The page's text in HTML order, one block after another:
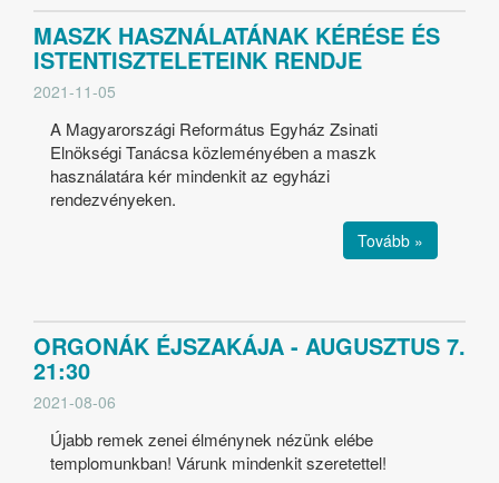
MASZK HASZNÁLATÁNAK KÉRÉSE ÉS
ISTENTISZTELETEINK RENDJE
2021-11-05
A Magyarországi Református Egyház Zsinati
Elnökségi Tanácsa közleményében a maszk
használatára kér mindenkit az egyházi
rendezvényeken.
Tovább »
ORGONÁK ÉJSZAKÁJA - AUGUSZTUS 7.
21:30
2021-08-06
Újabb remek zenei élménynek nézünk elébe
templomunkban! Várunk mindenkit szeretettel!